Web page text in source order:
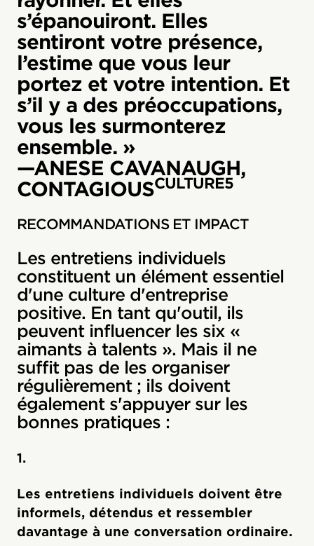
s’épanouiront. Elles
sentiront votre présence,
l’estime que vous leur
portez et votre intention. Et
s’il y a des préoccupations,
vous les surmonterez
ensemble. »
—ANESE CAVANAUGH,
CONTAGIOUSCULTURE5
RECOMMANDATIONS ET IMPACT
Les entretiens individuels
constituent un élément essentiel
d'une culture d'entreprise
positive. En tant qu'outil, ils
peuvent influencer les six «
aimants à talents ». Mais il ne
suffit pas de les organiser
régulièrement ; ils doivent
également s'appuyer sur les
bonnes pratiques :
1.
Les entretiens individuels doivent être
informels, détendus et ressembler
davantage à une conversation ordinaire.